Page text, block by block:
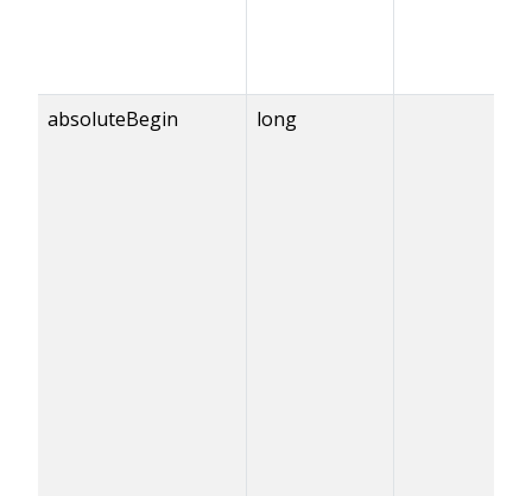
absoluteBegin long